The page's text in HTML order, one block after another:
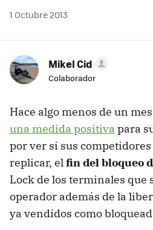
1 Octubre 2013
Mikel Cid
Colaborador
Hace algo menos de un
una medida positiva para
por ver si sus competidores
replicar, elfin del bloqueo
Lock de los terminales que
operador además de la
ya vendidos como